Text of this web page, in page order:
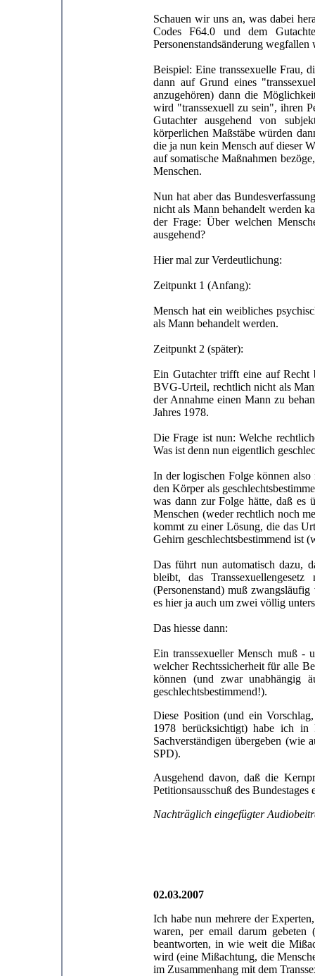
Schauen wir uns an, was dabei
Codes F64.0 und dem
Personenstandsänderung wegfallen
Beispiel: Eine transsexuelle Frau,
dann auf Grund eines
anzugehören) dann die
wird "transsexuell zu sein", ihren
Gutachter ausgehend von
körperlichen Maßstäbe würden
die ja nun kein Mensch auf dieser
auf somatische Maßnahmen
Menschen.
Nun hat aber das
nicht als Mann behandelt werden
der Frage: Über welchen
ausgehend?
Hier mal zur Verdeutlichung:
Zeitpunkt 1 (Anfang):
Mensch hat ein weibliches
als Mann behandelt werden.
Zeitpunkt 2 (später):
Ein Gutachter trifft eine auf Recht
BVG-Urteil, rechtlich nicht als
der Annahme einen Mann zu
Jahres 1978.
Die Frage ist nun: Welche
Was ist denn nun eigentlich
In der logischen Folge können
den Körper als
was dann zur Folge hätte, daß es
Menschen (weder rechtlich noch
kommt zu einer Lösung, die das
Gehirn geschlechtsbestimmend ist
Das führt nun automatisch dazu,
bleibt, das
(Personenstand) muß
es hier ja auch um zwei völlig
Das hiesse dann:
Ein transsexueller Mensch muß -
welcher Rechtssicherheit für alle
können (und zwar unabhängig
geschlechtsbestimmend!).
Diese Position (und ein
1978 berücksichtigt) habe ich
Sachverständigen übergeben (wie
SPD).
Ausgehend davon, daß die
Petitionsausschuß des
Nachträglich eingefügter
02.03.2007
Ich habe nun mehrere der
waren, per email darum
beantworten, in wie weit die
wird (eine Mißachtung, die
im Zusammenhang mit dem